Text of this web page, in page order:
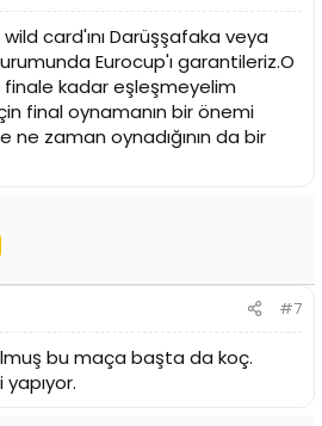
card'ını Darüşşafaka veya
Eurocup'ı garantileriz.O
kadar eşleşmeyelim
final oynamanın bir önemi
ne zaman oynadığının da bir
#7
bu maça başta da koç.
yapıyor.